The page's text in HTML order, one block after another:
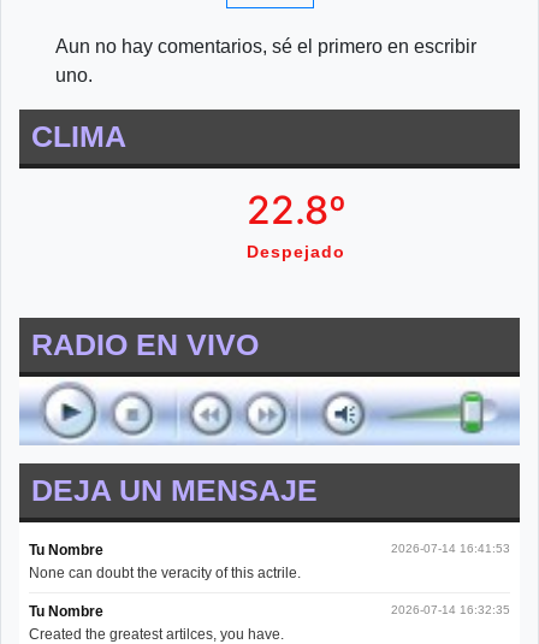
Aun no hay comentarios, sé el primero en escribir
uno.
CLIMA
22.8º
Despejado
RADIO EN VIVO
DEJA UN MENSAJE